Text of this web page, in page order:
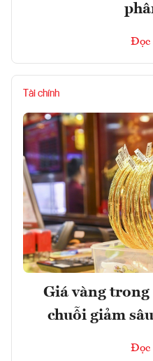
Đọc
Tài chính
Giá vàng trong
chuỗi giảm
Đọc